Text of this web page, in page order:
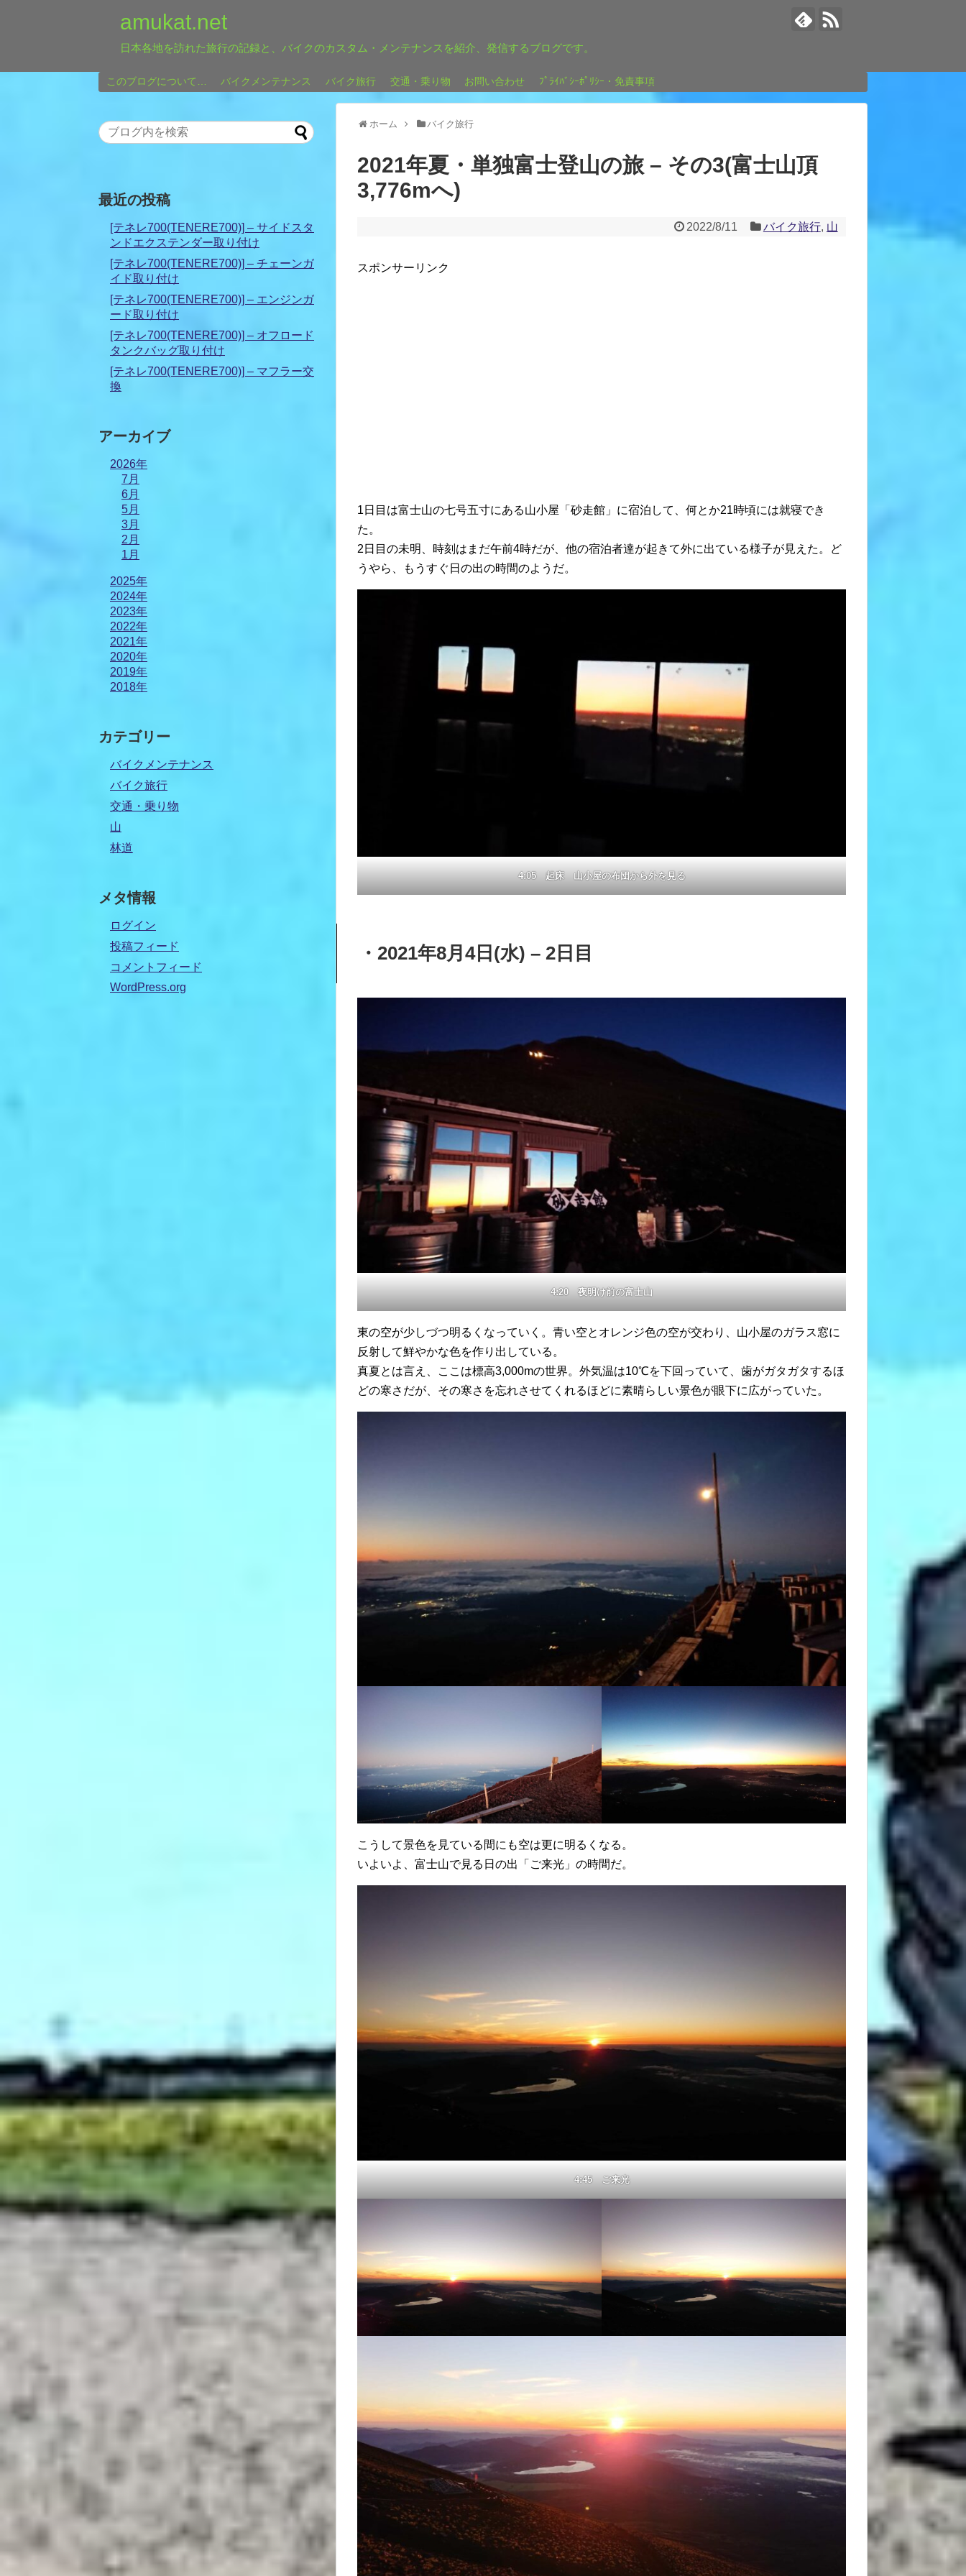
amukat.net
日本各地を訪れた旅行の記録と、バイクのカスタム・メンテナンスを紹介、発信するブログです。
このブログについて… バイクメンテナンス バイク旅行 交通・乗り物 お問い合わせ ﾌﾟﾗｲﾊﾞｼｰﾎﾟﾘｼｰ・免責事項
ホーム バイク旅行
2021年夏・単独富士登山の旅 – その3(富士山頂
3,776mへ)
2022/8/11 バイク旅行, 山
スポンサーリンク
1日目は富士山の七号五寸にある山小屋「砂走館」に宿泊して、何とか21時頃には就寝でき
た。
2日目の未明、時刻はまだ午前4時だが、他の宿泊者達が起きて外に出ている様子が見えた。ど
うやら、もうすぐ日の出の時間のようだ。
4:05 起床 山小屋の布団から外を見る
・2021年8月4日(水) – 2日目
4:20 夜明け前の富士山
東の空が少しづつ明るくなっていく。青い空とオレンジ色の空が交わり、山小屋のガラス窓に
反射して鮮やかな色を作り出している。
真夏とは言え、ここは標高3,000mの世界。外気温は10℃を下回っていて、歯がガタガタするほ
どの寒さだが、その寒さを忘れさせてくれるほどに素晴らしい景色が眼下に広がっていた。
こうして景色を見ている間にも空は更に明るくなる。
いよいよ、富士山で見る日の出「ご来光」の時間だ。
4:45 ご来光
最近の投稿
[テネレ700(TENERE700)] – サイドスタ
ンドエクステンダー取り付け
[テネレ700(TENERE700)] – チェーンガ
イド取り付け
[テネレ700(TENERE700)] – エンジンガ
ード取り付け
[テネレ700(TENERE700)] – オフロード
タンクバッグ取り付け
[テネレ700(TENERE700)] – マフラー交
換
アーカイブ
2026年
7月
6月
5月
3月
2月
1月
2025年
2024年
2023年
2022年
2021年
2020年
2019年
2018年
カテゴリー
バイクメンテナンス
バイク旅行
交通・乗り物
山
林道
メタ情報
ログイン
投稿フィード
コメントフィード
WordPress.org